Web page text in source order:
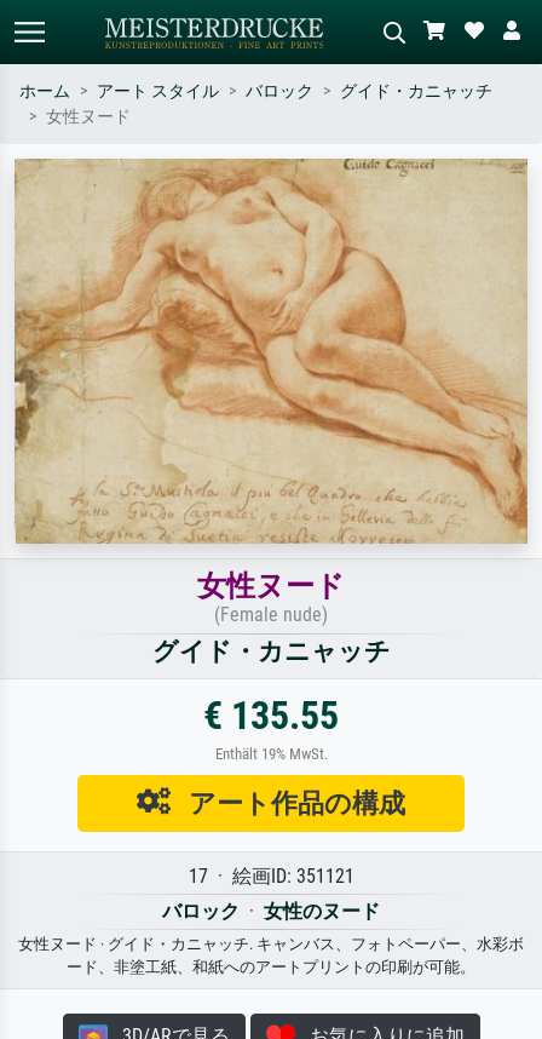
作家名・作品名・スタイルで検索
– 例：モネ、星月夜、印象派、北
斎の波、ヌード。
シーンを説明してください – 例：
緑の草原、赤の多い抽象画、暗い
油絵、木のそばの立ち姿のヌー
ホーム アート スタイル バロック
グイド・カニャッチ
女性ヌード
女性ヌード
(Female nude)
グイド・カニャッチ
€ 135.55
Enthält 19% MwSt.
アート作品の構成
17 · 絵画ID: 351121
バロック · 女性のヌード
女性ヌード · グイド・カニャッチ. キャンバス、フォトペーパー、水彩ボ
ード、非塗工紙、和紙へのアートプリントの印刷が可能。